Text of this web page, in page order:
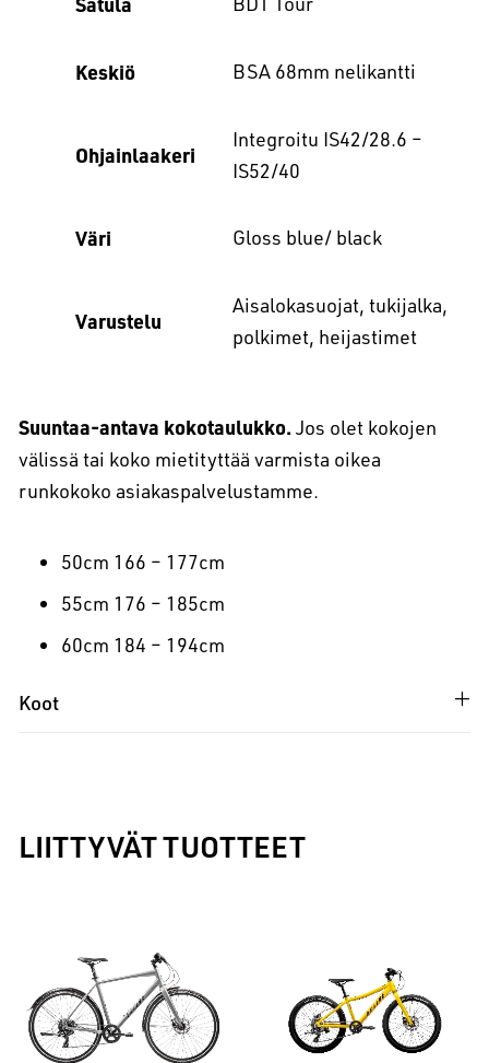
Keskiö BSA 68mm nelikantti
Ohjainlaakeri
Integroitu IS42/28.6 –
IS52/40
Väri Gloss blue/ black
Varustelu
Aisalokasuojat, tukijalka,
polkimet, heijastimet
Suuntaa-antava kokotaulukko. Jos olet kokojen
välissä tai koko mietityttää varmista oikea
runkokoko asiakaspalvelustamme.
50cm 166 – 177cm
55cm 176 – 185cm
60cm 184 – 194cm
Koot
LIITTYVÄT TUOTTEET